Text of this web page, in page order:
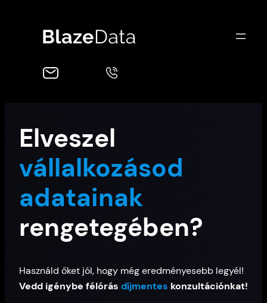
tartalomhoz
Elveszel
vállalkozásod
adatainak
rengetegében?
Használd őket jól, hogy még eredményesebb legyél!
Vedd igénybe félórás díjmentes konzultációnkat!